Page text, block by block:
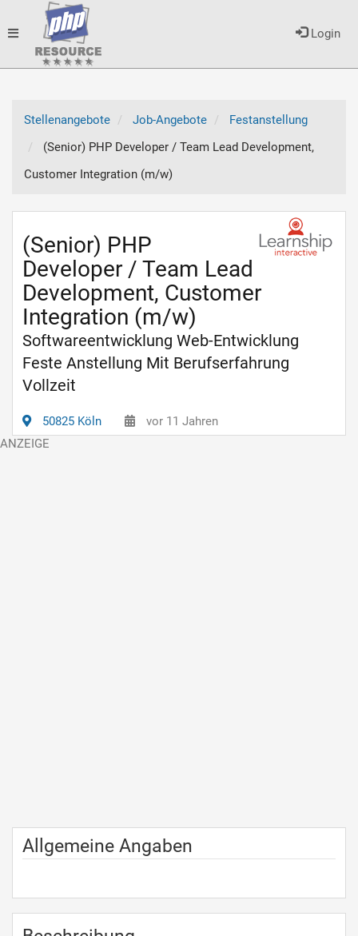
Login
Toggle
Stellenangebote
Job-Angebote
Festanstellung
(Senior) PHP Developer / Team Lead Development,
Customer Integration (m/w)
(Senior) PHP
Developer / Team Lead
Development, Customer
Integration (m/w)
Softwareentwicklung Web-Entwicklung
Feste Anstellung Mit Berufserfahrung
Vollzeit
50825 Köln vor 11 Jahren
Allgemeine Angaben